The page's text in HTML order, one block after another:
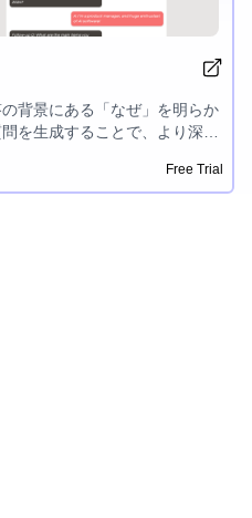
背景にある「なぜ」を明らか
を生成することで、より深い
ダー、AI応答分類、およびト
合ビューにより、ユーザーは
Free Trial